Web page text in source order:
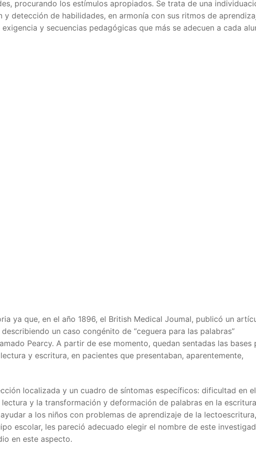
procurando los estímulos apropiados. Se trata de una
y detección de habilidades, en armonía con sus ritmos de
y secuencias pedagógicas que más se adecuen a cada
ya que, en el año 1896, el British Medical Joumal, publicó un
un caso congénito de “ceguera para las palabras”
Pearcy. A partir de ese momento, quedan sentadas las bases
y escritura, en pacientes que presentaban, aparentemente,
localizada y un cuadro de síntomas específicos: dificultad en el
y la transformación y deformación de palabras en la
a los niños con problemas de aprendizaje de la
escolar, les pareció adecuado elegir el nombre de este
en este aspecto.